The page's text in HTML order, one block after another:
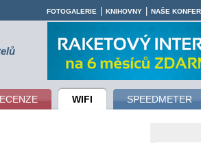
WIFI SPEEDMETER
FOTOGALERIE KNIHOVNY NAŠE